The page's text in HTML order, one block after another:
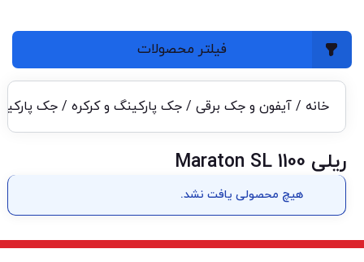
فیلتر محصولات
خانه / آیفون و جک برقی/ جک پارکینگ و کرکره/ جک
ریلی Maraton SL 1100
هیچ محصولی یافت نشد.